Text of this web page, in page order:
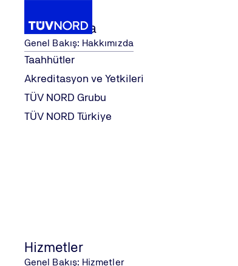
Hakkımızda
Genel Bakış: Hakkımızda
Taahhütler
Akreditasyon ve Yetkileri
TÜV NORD Grubu
TÜV NORD Türkiye
Hizmetler
Genel Bakış: Hizmetler
Home
Hizmetler ENERJİ
ENERJİ YÖNETİM
Eğitimi